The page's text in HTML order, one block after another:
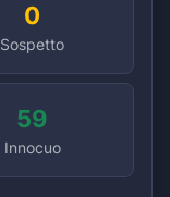
0
Sospetto
59
Innocuo